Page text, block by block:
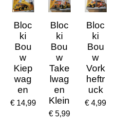
Bloc
ki
Bou
w
Kiep
wag
en
€ 14,99
Bloc
ki
Bou
w
Take
lwag
en
Klein
€ 5,99
Bloc
ki
Bou
w
Vork
heftr
uck
€ 4,99